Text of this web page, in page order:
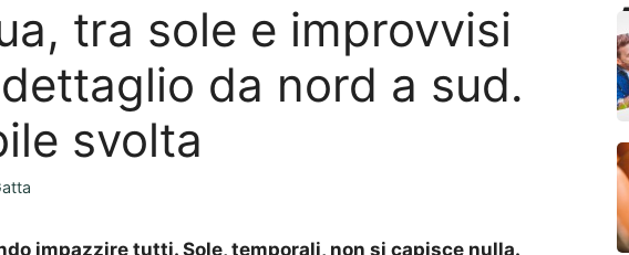
tra sole e improvvisi
da nord a sud.
svolta
impazzire tutti. Sole, temporali, non si capisce nulla.